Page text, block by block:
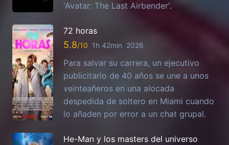
'Avatar: The Last Airbender'.
72 horas
5.8 1h 42min 2026
Para salvar su carrera, un ejecutivo
publicitario de 40 años se une a unos
veinteañeros en una alocada
despedida de soltero en Miami cuando
lo añaden por error a un chat grupal.
He-Man y los masters del universo